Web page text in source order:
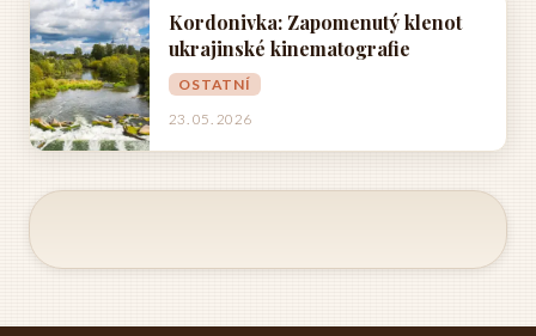
Kordonivka: Zapomenutý klenot
ukrajinské kinematografie
OSTATNÍ
23. 05. 2026